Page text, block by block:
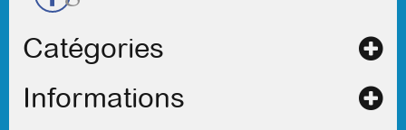
Catégories
Informations